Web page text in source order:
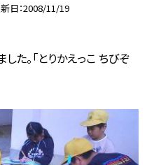
日 2008/11/19
た。「とりかえっこ ちびぞ